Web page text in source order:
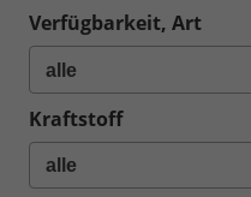
Verfügbarkeit, Art
Kraftstoff